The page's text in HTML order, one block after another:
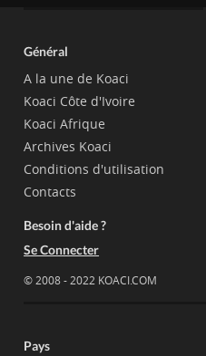
Général
A la une de Koaci
Koaci Côte d'Ivoire
Koaci Afrique
Archives Koaci
Conditions d'utilisation
Contacts
Besoin d'aide ?
Se Connecter
© 2008 - 2022 KOACI.COM
Pays